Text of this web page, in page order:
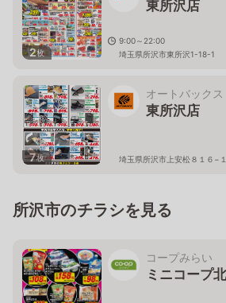
2枚
東所沢店
9:00～22:00
埼玉県所沢市東所沢1-18-1
7枚
オートバックス
東所沢店
埼玉県所沢市上安松８１６−１
所沢市のチラシを見る
コープみらい
ミニコープ